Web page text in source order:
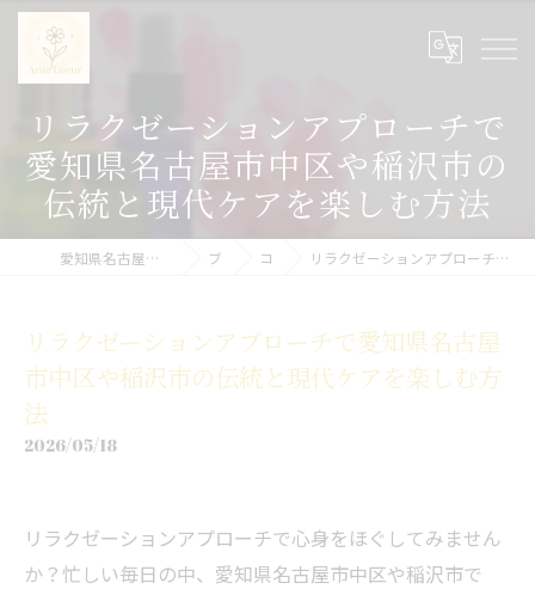
リラクゼーションアプローチで
愛知県名古屋市中区や稲沢市の
伝統と現代ケアを楽しむ方法
愛知県名古屋市中区のエステサロンならArua Lueur ブログ コラム リラクゼーションアプローチで愛知県名古屋市中区や稲沢市の伝統と現代ケアを楽しむ方法
リラクゼーションアプローチで愛知県名古屋
市中区や稲沢市の伝統と現代ケアを楽しむ方
法
2026/05/18
リラクゼーションアプローチで心身をほぐしてみません
か？忙しい毎日の中、愛知県名古屋市中区や稲沢市で